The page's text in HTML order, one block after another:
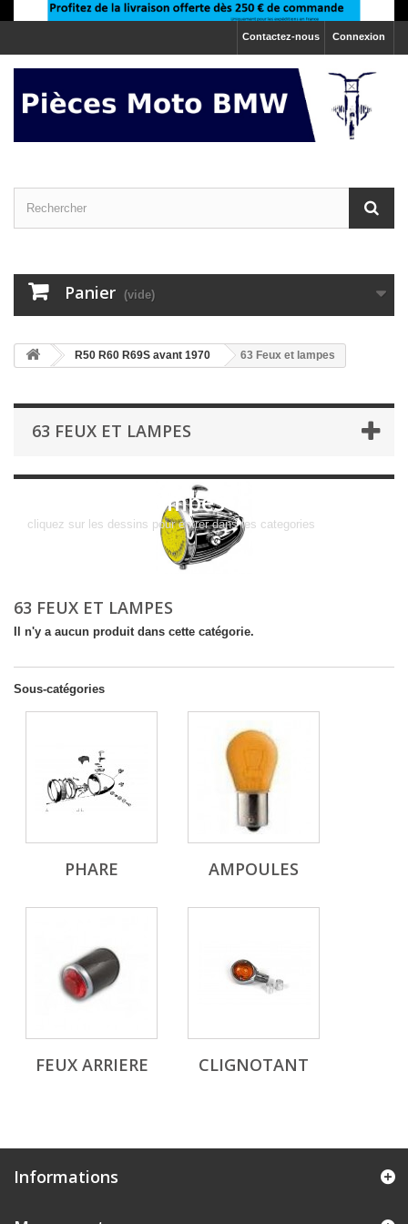
Connexion
Contactez-nous
Panier (vide)
>R50 R60 R69S avant 1970 63 Feux et lampes
63 FEUX ET LAMPES
63 Feux et lampes
cliquez sur les dessins pour entrer dans les categories
63 FEUX ET LAMPES
Il n'y a aucun produit dans cette catégorie.
Sous-catégories
PHARE AMPOULES
FEUX ARRIERE CLIGNOTANT
Informations